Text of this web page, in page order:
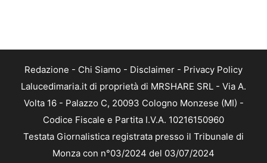
Redazione - Chi Siamo - Disclaimer - Privacy Policy
Lalucedimaria.it di proprietà di MRSHARE SRL - Via A.
Volta 16 - Palazzo C, 20093 Cologno Monzese (MI) -
Codice Fiscale e Partita I.V.A. 10216150960
Testata Giornalistica registrata presso il Tribunale di
Monza con n°03/2024 del 03/07/2024